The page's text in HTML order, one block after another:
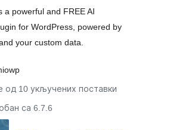
a powerful and FREE AI
for WordPress, powered by
your custom data.
од 10 укључених поставки
са 6.7.6